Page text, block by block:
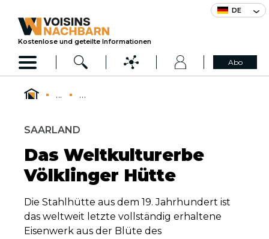
DE
Kostenlose und geteilte Informationen
Abo
... ...
SAARLAND
Das Weltkulturerbe
Völklinger Hütte
Die Stahlhütte aus dem 19. Jahrhundert ist
das weltweit letzte vollständig erhaltene
Eisenwerk aus der Blüte des